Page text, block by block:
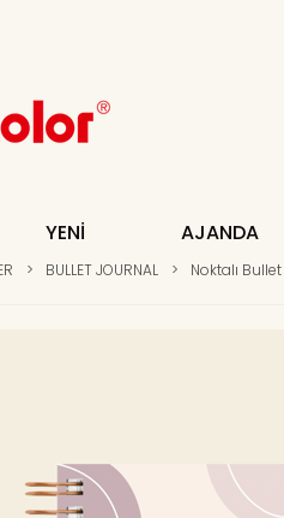
YENİ AJANDA
> BULLET JOURNAL > Noktalı